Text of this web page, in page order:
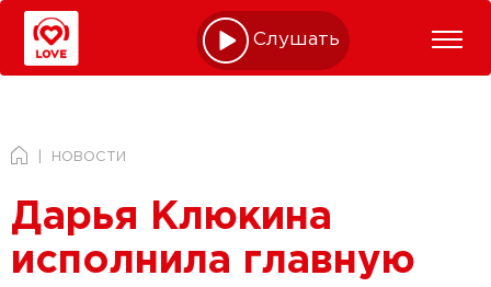
Слушать online
НОВОСТИ
Дарья Клюкина
исполнила главную